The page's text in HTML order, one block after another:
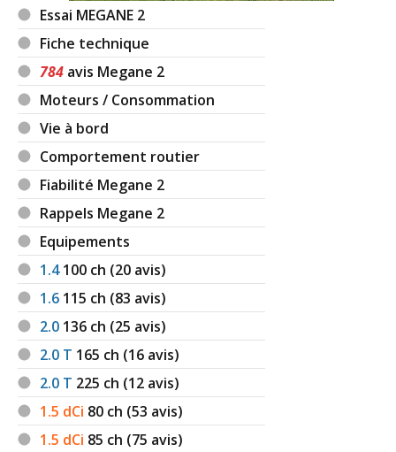
Essai MEGANE 2
Fiche technique
784 avis Megane 2
Moteurs / Consommation
Vie à bord
Comportement routier
Fiabilité Megane 2
Rappels Megane 2
Equipements
1.4100 ch (20 avis)
1.6 115 ch (83 avis)
2.0 136 ch (25 avis)
2.0 T 165 ch (16 avis)
2.0 T 225 ch (12 avis)
1.5 dCi 80 ch (53 avis)
1.5 dCi 85 ch (75 avis)